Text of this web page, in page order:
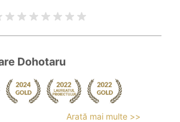
Dohotaru
Arată mai multe >>